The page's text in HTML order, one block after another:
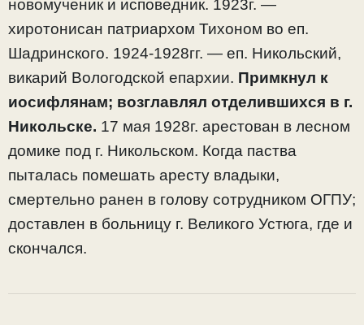
новомученик и исповедник. 1923г. —
хиротонисан патриархом Тихоном во еп.
Шадринского. 1924-1928гг. — еп. Никольский,
викарий Вологодской епархии. Примкнул к
иосифлянам; возглавлял отделившихся в г.
Никольске. 17 мая 1928г. арестован в лесном
домике под г. Никольском. Когда паства
пыталась помешать аресту владыки,
смертельно ранен в голову сотрудником ОГПУ;
доставлен в больницу г. Великого Устюга, где и
скончался.